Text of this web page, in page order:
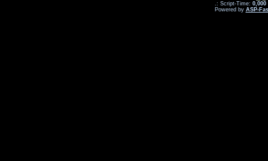
.: Script-Time: 0,000
Powered by ASP-